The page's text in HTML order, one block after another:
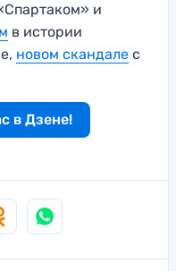
и
в истории
новом скандале с
в Дзене!